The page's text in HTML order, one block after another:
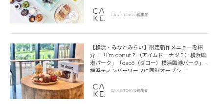
CAKE.TOKYO編集部
【横浜・みなとみらい】限定新作メニューを紹
介！「I’m donut？（アイムドーナツ？）横浜臨
港パーク」「dacō（ダコー）横浜臨港パーク」
横浜ティンバーワーフに同時オープン！
CAKE.TOKYO編集部